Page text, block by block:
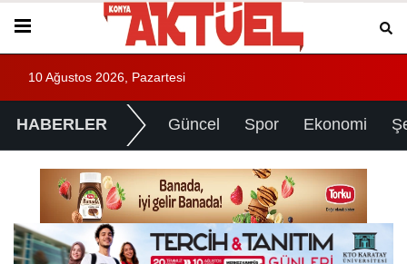
10 Ağustos 2026, Pazartesi
HABERLER Güncel Spor Ekonomi